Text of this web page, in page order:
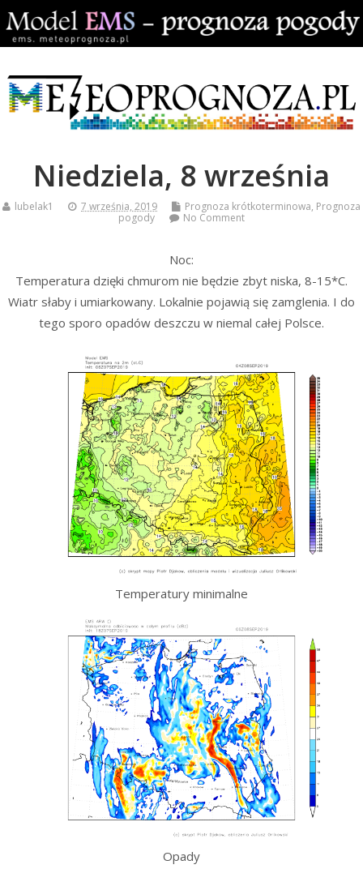
Niedziela, 8 września
lubelak1 7 września, 2019 Prognoza krótkoterminowa, Prognoza
pogody
No Comment
Noc:
Temperatura dzięki chmurom nie będzie zbyt niska, 8-15*C.
Wiatr słaby i umiarkowany. Lokalnie pojawią się zamglenia. I do
tego sporo opadów deszczu w niemal całej Polsce.
Temperatury minimalne
Opady